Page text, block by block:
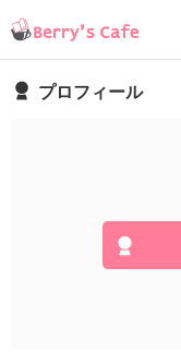
プロフィール